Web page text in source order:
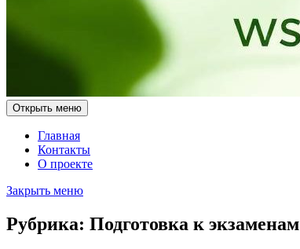
Открыть меню
Главная
Контакты
О проекте
Закрыть меню
Рубрика: Подготовка к экзаменам